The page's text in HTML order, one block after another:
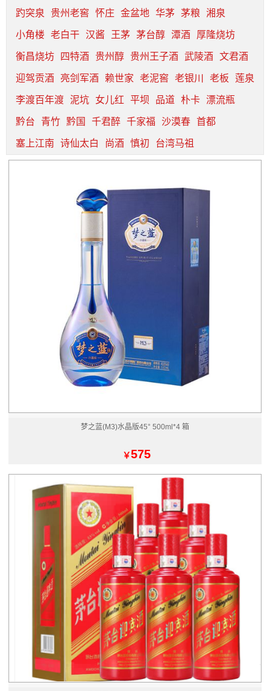
趵突泉 贵州老窖 怀庄 金盆地 华茅 茅粮 湘泉
小角楼 老白干 汉酱 王茅 茅台醇 潭酒 厚隆烧坊
衡昌烧坊 四特酒 贵州醇 贵州王子酒 武陵酒 文君酒
迎驾贡酒 亮剑军酒 赖世家 老泥窖 老银川 老板 莲泉
李渡百年渡 泥坑 女儿红 平坝 品道 朴卡 漂流瓶
黔台 青竹 黔国 千君醉 千家福 沙漠春 首都
塞上江南 诗仙太白 尚酒 慎初 台湾马祖
梦之蓝(M3)水晶版45° 500ml*4 箱
￥575